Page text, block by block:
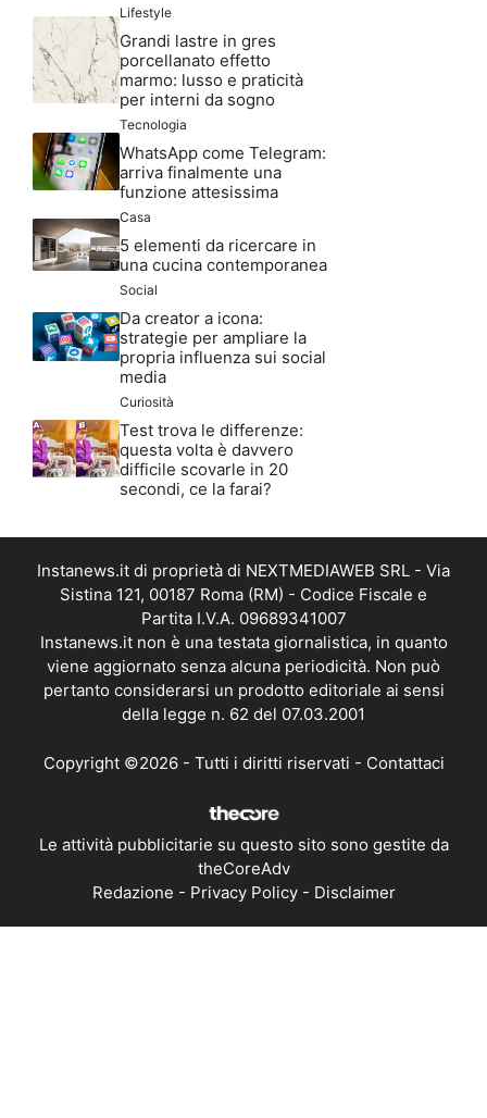
Lifestyle
Grandi lastre in gres
porcellanato effetto
marmo: lusso e praticità
per interni da sogno
Tecnologia
WhatsApp come Telegram:
arriva finalmente una
funzione attesissima
Casa
5 elementi da ricercare in
una cucina contemporanea
Social
Da creator a icona:
strategie per ampliare la
propria influenza sui social
media
Curiosità
Test trova le differenze:
questa volta è davvero
difficile scovarle in 20
secondi, ce la farai?
Instanews.it di proprietà di NEXTMEDIAWEB SRL - Via
Sistina 121, 00187 Roma (RM) - Codice Fiscale e
Partita I.V.A. 09689341007
Instanews.it non è una testata giornalistica, in quanto
viene aggiornato senza alcuna periodicità. Non può
pertanto considerarsi un prodotto editoriale ai sensi
della legge n. 62 del 07.03.2001
Copyright ©2026 - Tutti i diritti riservati - Contattaci
Le attività pubblicitarie su questo sito sono gestite da
theCoreAdv
Redazione - Privacy Policy- Disclaimer